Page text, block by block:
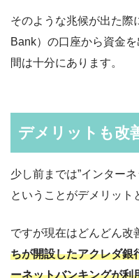
そのような兆候が出た際
Bank）の口座から資金
間は十分にあります。
デメリットも改
少し前までは”インター
ということがデメリット
ですが現在はどんどん改
ちが開設したアクレダ
ーネットバンキングが利